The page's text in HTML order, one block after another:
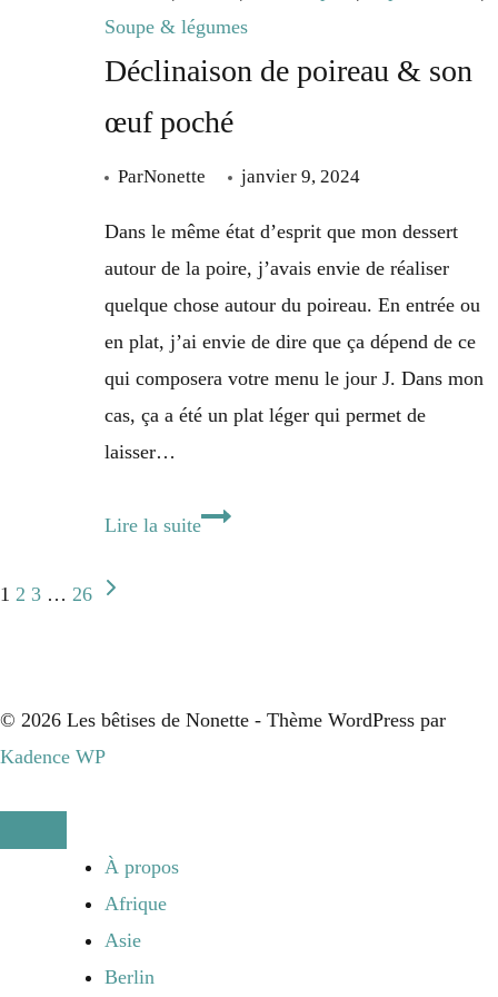
Soupe & légumes
Déclinaison de poireau & son
œuf poché
ParNonette janvier 9, 2024
Dans le même état d’esprit que mon dessert
autour de la poire, j’avais envie de réaliser
quelque chose autour du poireau. En entrée ou
en plat, j’ai envie de dire que ça dépend de ce
qui composera votre menu le jour J. Dans mon
cas, ça a été un plat léger qui permet de
laisser…
Lire la suiteDéclinaison
Navigation
page
1 2 3 … 26
Page
© 2026 Les bêtises de Nonette - Thème WordPress par
Kadence WP
À propos
Afrique
Asie
Berlin